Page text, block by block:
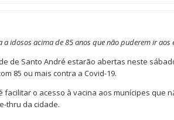
idosos acima de 85 anos que não puderem ir aos
de Santo André estarão abertas neste
85 ou mais contra a Covid-19.
facilitar o acesso à vacina aos munícipes que
thru da cidade.